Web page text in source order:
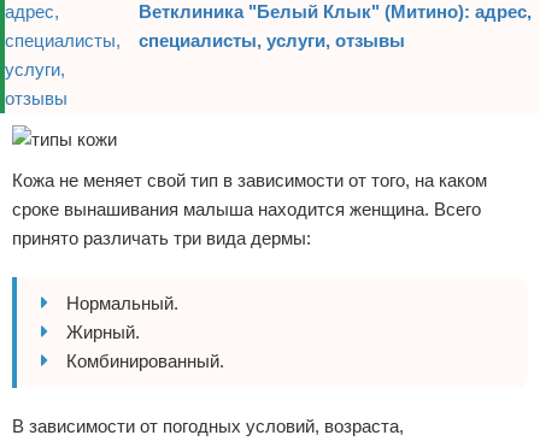
Ветклиника "Белый Клык" (Митино): адрес,
специалисты, услуги, отзывы
Кожа не меняет свой тип в зависимости от того, на каком
сроке вынашивания малыша находится женщина. Всего
принято различать три вида дермы:
Нормальный.
Жирный.
Комбинированный.
В зависимости от погодных условий, возраста,